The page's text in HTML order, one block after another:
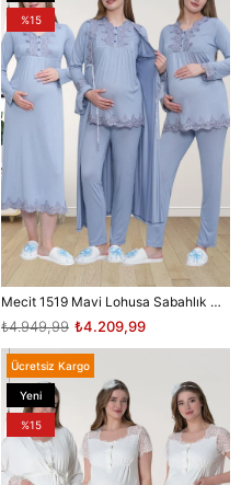
Mecit 1519 Mavi Lohusa Sabahlık Gecelik Pijama Set
₺4.209,99
₺4.949,99
Ürün
%15
Ücretsiz Kargo
Yeni
Ürün
%15